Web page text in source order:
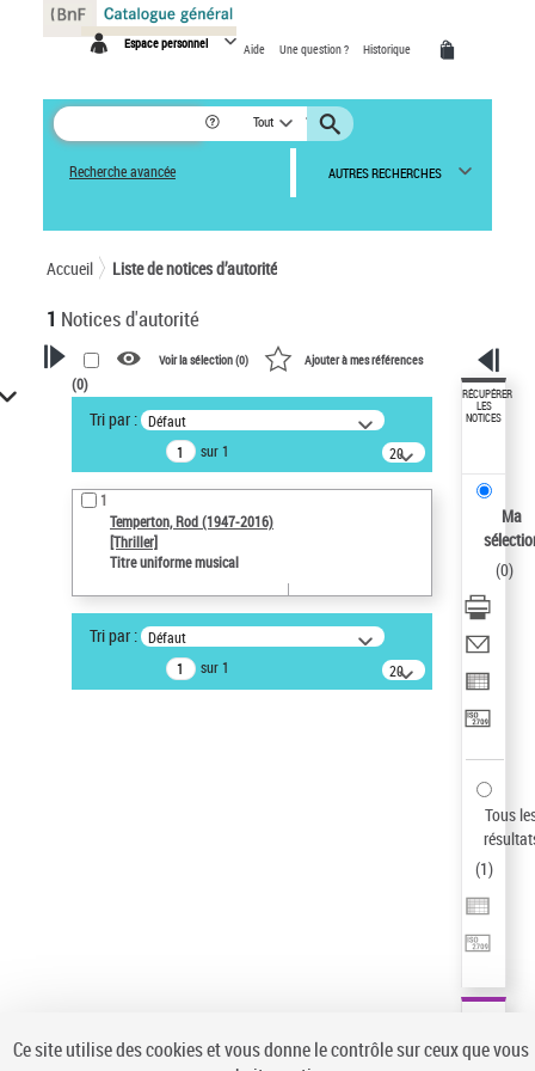
Espace personnel Aide Une question ? Historique
Tout
Recherche avancée AUTRES RECHERCHES
Accueil Liste de notices d’autorité
1 Notices d'autorité
VOTRE RECHERCHE
Recherche avancée dans les
notices d’autorité
Œuvres liées à l'auteur :
Temperton, Rod (1947-2016)
Type de notice d'autorité
Voir la sélection (0) Ajouter à mes références
(0)
Tri par : Défaut
sur 1
20
résultats/page
1
Temperton, Rod (1947-2016)
[Thriller]
Titre uniforme musical
Tri par : Défaut
sur 1
20
résultats/page
RÉCUPÉRER
LES
NOTICES
Ma
(0)
Tous
(1)
Panneau de gestion des cookies
Ce site utilise des cookies et vous donne le contrôle sur ceux que vous